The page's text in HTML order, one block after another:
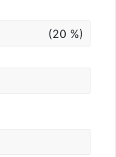
(20 %)